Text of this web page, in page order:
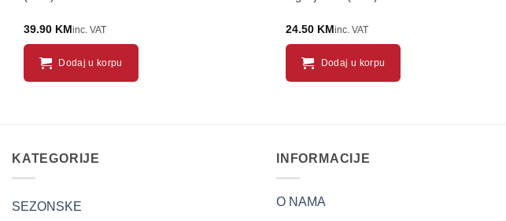
39.90 KMinc. VAT
Dodaj u korpu
24.50 KMinc. VAT
Dodaj u korpu
KATEGORIJE
SEZONSKE
INFORMACIJE
O NAMA